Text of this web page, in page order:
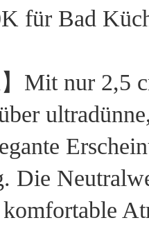
für Bad
】Mit nur 2,5
Die